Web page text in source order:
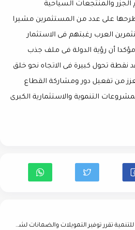
والمنتجعات السياحية
على عدد من المستثمرين مشيرا
العرب رغبتهم فى الاستثمار
أن رؤية الدولة فى ملف جذب
نقطة تحول كبيرة فى الاتجاه نحو خلق
من تفعيل دور ومشاركة القطاع
التنموية والاستثمارية الكبرى
مجموعة البنك الاسلامي للتنمية تقرر توفير التمويلات والضمانات لشركات المقاولات العربية والاسلامية: